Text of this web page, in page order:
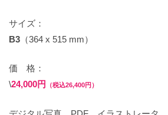
サイズ：
B3 （364 x 515 mm）
価 格：
\24,000円 （税込26,400円）